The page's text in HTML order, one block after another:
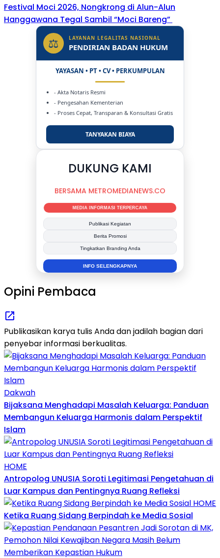
Festival Moci 2026, Nongkrong di Alun-Alun
Hanggawana Tegal Sambil “Moci Bareng”
⚖ LAYANAN LEGALITAS NASIONAL
PENDIRIAN BADAN HUKUM
YAYASAN • PT • CV • PERKUMPULAN
- Akta Notaris Resmi
- Pengesahan Kementerian
- Proses Cepat, Transparan & Konsultasi Gratis
TANYAKAN BIAYA
DUKUNG KAMI
BERSAMA METROMEDIANEWS.CO
MEDIA INFORMASI TERPERCAYA
Publikasi Kegiatan
Berita Promosi
Tingkatkan Branding Anda
INFO SELENGKAPNYA
Opini Pembaca
Publikasikan karya tulis Anda dan jadilah bagian dari
penyebar informasi berkualitas.
Dakwah
Bijaksana Menghadapi Masalah Keluarga: Panduan
Membangun Keluarga Harmonis dalam Perspektif
Islam
HOME
Antropolog UNUSIA Soroti Legitimasi Pengetahuan di
Luar Kampus dan Pentingnya Ruang Refleksi
HOME
Ketika Ruang Sidang Berpindah ke Media Sosial